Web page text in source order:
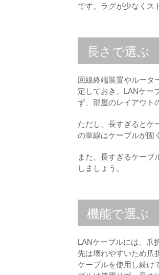
です。ラグが少なくス
長さで選ぶ
回線終端装置やルータ
定しておき、LANケー
ず、部屋のレイアウト
ただし、長すぎるとケ
の単線はケーブルが固
また、長すぎるケーブ
しましょう。
機能で選ぶ
LANケーブルには、爪
先は壊れやすいため爪
ケーブルを使用し続け